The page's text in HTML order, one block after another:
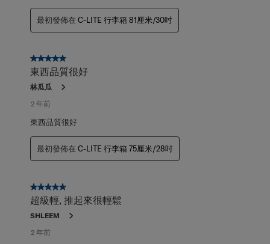
最初發佈在 C-LITE 行李箱 81厘米/30吋
5星，共5星。
東西品質很好
林瓜瓜
2 年前
東西品質很好
最初發佈在 C-LITE 行李箱 75厘米/28吋
5星，共5星。
超級輕, 推起來很輕鬆
SHLEEM
2 年前